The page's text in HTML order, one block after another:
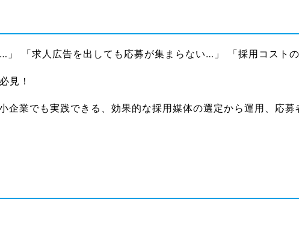
「求人広告を出しても応募が集まらない…」 「採用コスト
見！
業でも実践できる、効果的な採用媒体の選定から運用、応